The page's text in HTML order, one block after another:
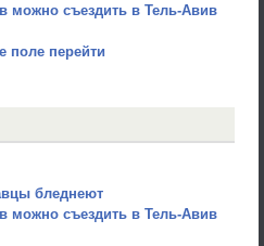
можно съездить в Тель-Авив
поле перейти
бледнеют
можно съездить в Тель-Авив